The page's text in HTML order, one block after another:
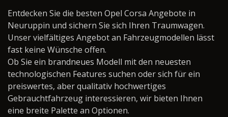
Entdecken Sie die besten Opel Corsa Angebote in
Neuruppin und sichern Sie sich Ihren Traumwagen.
Unser vielfältiges Angebot an Fahrzeugmodellen lässt
fast keine Wünsche offen.
Ob Sie ein brandneues Modell mit den neuesten
technologischen Features suchen oder sich für ein
preiswertes, aber qualitativ hochwertiges
Gebrauchtfahrzeug interessieren, wir bieten Ihnen
eine breite Palette an Optionen.